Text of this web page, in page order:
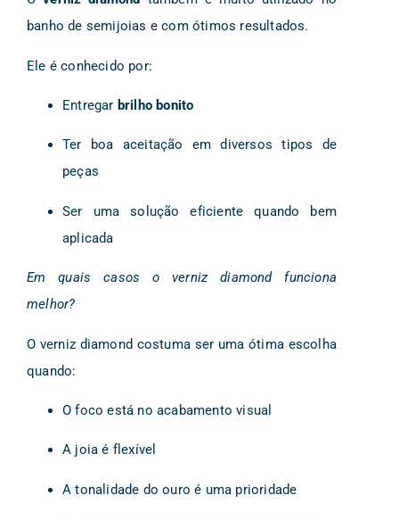
banho de semijoias e com ótimos resultados.
Ele é conhecido por:
Entregar brilho bonito
Ter boa aceitação em diversos tipos de
peças
Ser uma solução eficiente quando bem
aplicada
Em quais casos o verniz diamond funciona
melhor?
O verniz diamond costuma ser uma ótima escolha
quando:
O foco está no acabamento visual
A joia é flexível
A tonalidade do ouro é uma prioridade